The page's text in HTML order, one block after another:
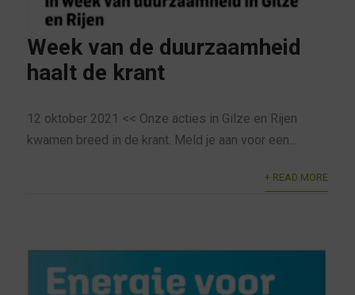
Week van de duurzaamheid
haalt de krant
12 oktober 2021 << Onze acties in Gilze en Rijen
kwamen breed in de krant. Meld je aan voor een...
+ READ MORE